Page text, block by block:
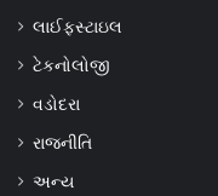
લાઈફસ્ટાઇલ
ટેકનોલોજી
વડોદરા
રાજનીતિ
અન્ય